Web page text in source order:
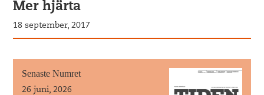
Mer hjärta
18 september, 2017
Senaste Numret
26 juni, 2026